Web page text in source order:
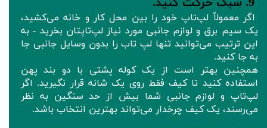
اگر معمولاً لپ‌تاپ خود را بین محل کار و خانه می‌کشید،
یک سیم برق و لوازم جانبی مورد نیاز لپ‌تاپتان بخرید - به
این ترتیب می‌توانید تنها لپ تاب را بدون وسایل جانبی جا
به جا کنید.
همچنین بهتر است از یک کوله پشتی با دو بند پهن
استفاده کنید تا کیف فقط روی یک شانه قرار نگیرید. اگر
لپ‌تاپ و لوازم جانبی شما بیش از حد سنگین به نظر
می‌رسند، یک کیف چرخدار می‌تواند بهترین انتخاب باشد.